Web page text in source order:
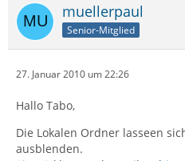
muellerpaul
Senior-Mitglied
27. Januar 2010 um 22:26
Hallo Tabo,
Die Lokalen Ordner lasseen
ausblenden.